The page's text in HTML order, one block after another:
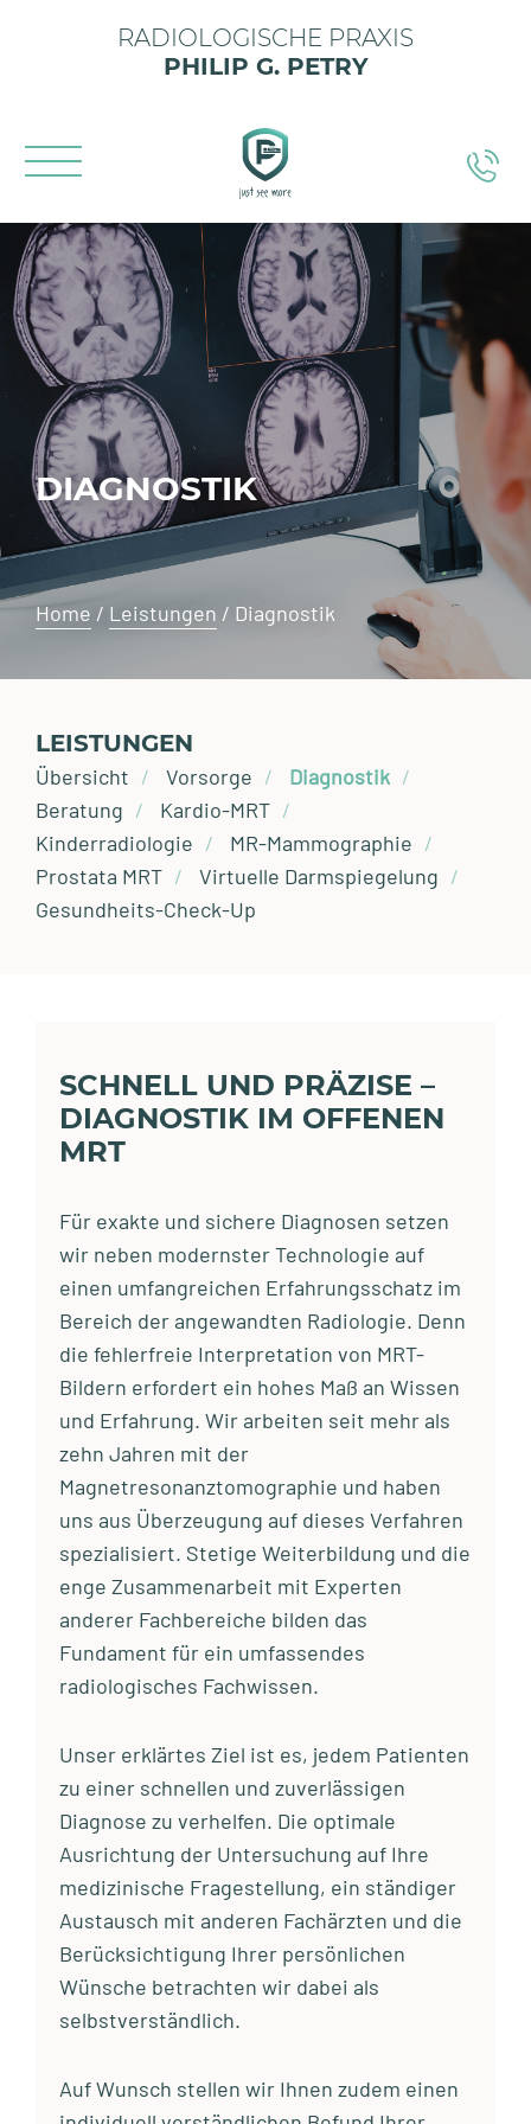
RADIOLOGISCHE PRAXIS
PHILIP G. PETRY
DIAGNOSTIK
Home / Leistungen / Diagnostik
LEISTUNGEN
Übersicht Vorsorge
Diagnostik
Beratung
Kardio-MRT
Kinderradiologie
MR-Mammographie
Prostata MRT
Virtuelle Darmspiegelung
Gesundheits-Check-Up
SCHNELL UND PRÄZISE –
DIAGNOSTIK IM OFFENEN
MRT
Für exakte und sichere Diagnosen setzen
wir neben modernster Technologie auf
einen umfangreichen Erfahrungsschatz im
Bereich der angewandten Radiologie. Denn
die fehlerfreie Interpretation von MRT-
Bildern erfordert ein hohes Maß an Wissen
und Erfahrung. Wir arbeiten seit mehr als
zehn Jahren mit der
Magnetresonanztomographie und haben
uns aus Überzeugung auf dieses Verfahren
spezialisiert. Stetige Weiterbildung und die
enge Zusammenarbeit mit Experten
anderer Fachbereiche bilden das
Fundament für ein umfassendes
radiologisches Fachwissen.
Unser erklärtes Ziel ist es, jedem Patienten
zu einer schnellen und zuverlässigen
Diagnose zu verhelfen. Die optimale
Ausrichtung der Untersuchung auf Ihre
medizinische Fragestellung, ein ständiger
Austausch mit anderen Fachärzten und die
Berücksichtigung Ihrer persönlichen
Wünsche betrachten wir dabei als
selbstverständlich.
Auf Wunsch stellen wir Ihnen zudem einen